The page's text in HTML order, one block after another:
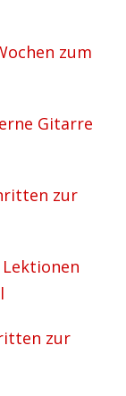
zum
Gitarre
zur
zur